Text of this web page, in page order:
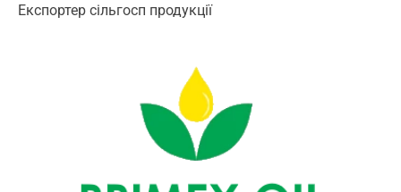
Експортер сільгосп продукції